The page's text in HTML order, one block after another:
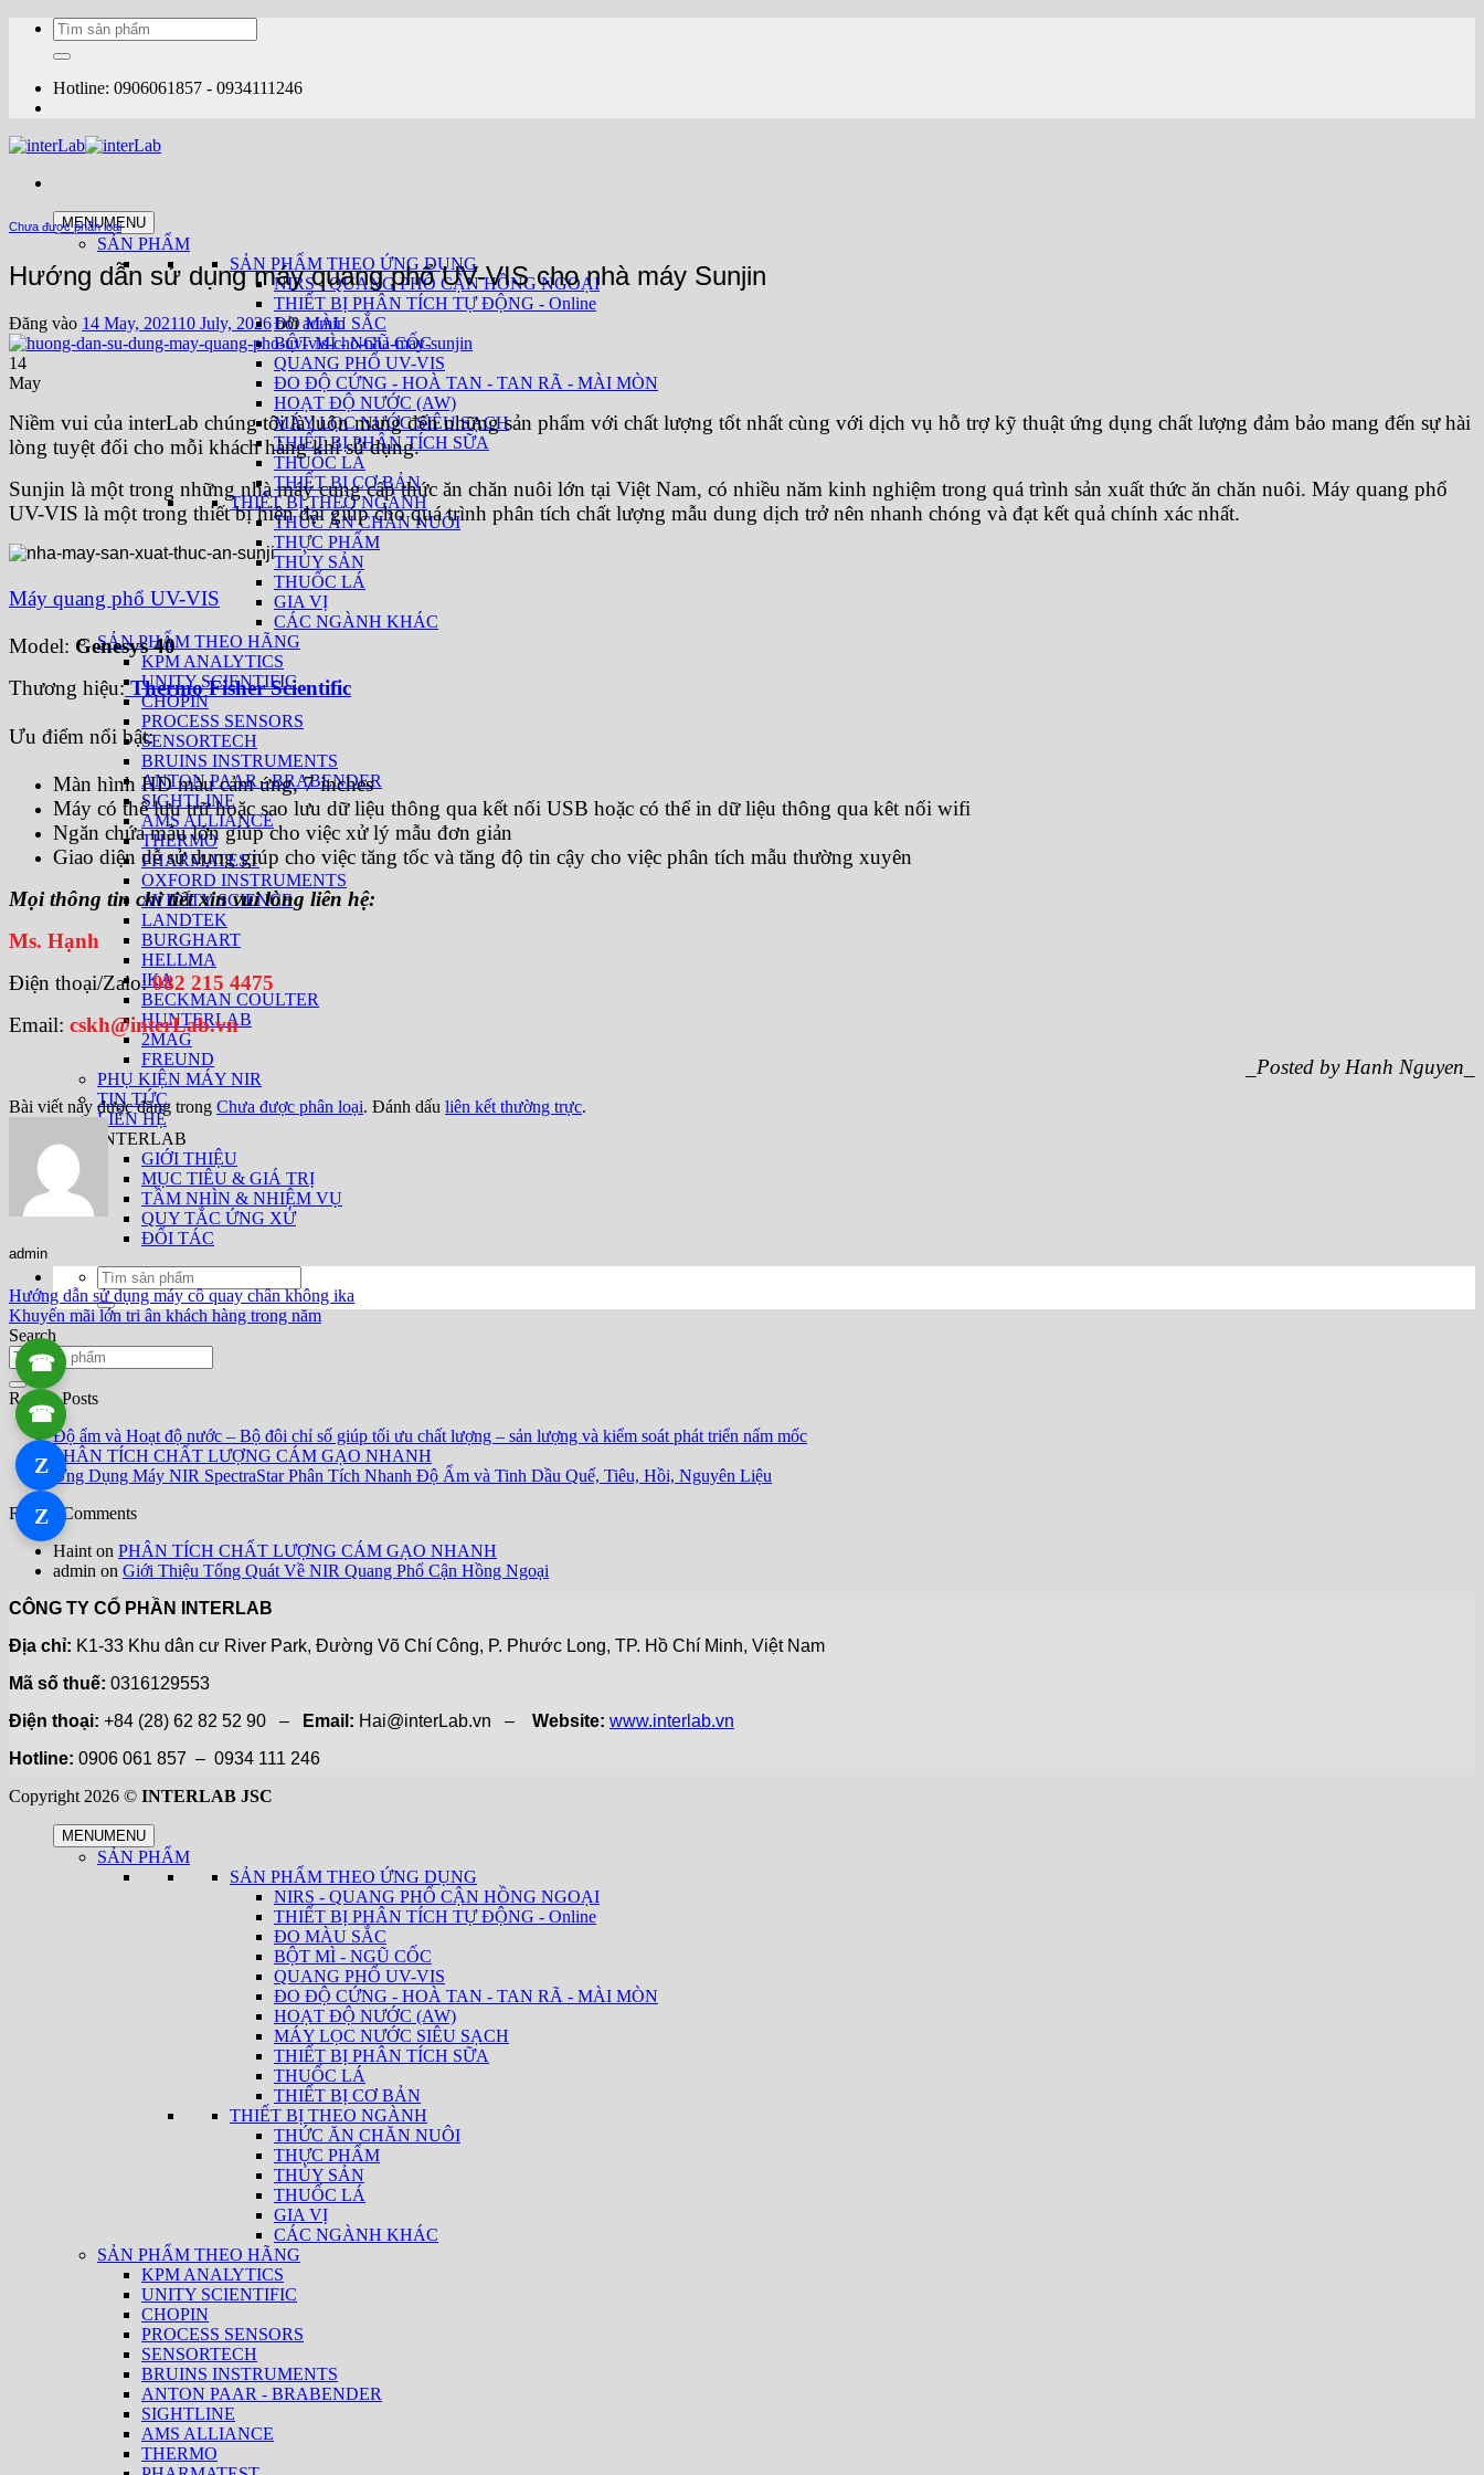
dung
Tìm
kiếm:
Hotline: 0906061857 - 0934111246
MENUMENU
SẢN PHẨM
SẢN PHẨM THEO ỨNG DỤNG
NIRS - QUANG PHỔ CẬN HỒNG NGOẠI
THIẾT BỊ PHÂN TÍCH TỰ ĐỘNG - Online
ĐO MÀU SẮC
BỘT MÌ - NGŨ CỐC
QUANG PHỔ UV-VIS
ĐO ĐỘ CỨNG - HOÀ TAN - TAN RÃ - MÀI MÒN
HOẠT ĐỘ NƯỚC (AW)
MÁY LỌC NƯỚC SIÊU SẠCH
THIẾT BỊ PHÂN TÍCH SỮA
THUỐC LÁ
THIẾT BỊ CƠ BẢN
THIẾT BỊ THEO NGÀNH
THỨC ĂN CHĂN NUÔI
THỰC PHẨM
THỦY SẢN
THUỐC LÁ
GIA VỊ
CÁC NGÀNH KHÁC
SẢN PHẨM THEO HÃNG
KPM ANALYTICS
UNITY SCIENTIFIC
CHOPIN
PROCESS SENSORS
SENSORTECH
BRUINS INSTRUMENTS
ANTON PAAR - BRABENDER
SIGHTLINE
AMS ALLIANCE
THERMO
PHARMATEST
OXFORD INSTRUMENTS
AVIDITY SCIENCE
LANDTEK
BURGHART
HELLMA
IKA
BECKMAN COULTER
HUNTERLAB
2MAG
FREUND
PHỤ KIỆN MÁY NIR
TIN TỨC
LIÊN HỆ
INTERLAB
GIỚI THIỆU
MỤC TIÊU & GIÁ TRỊ
TẦM NHÌN & NHIỆM VỤ
QUY TẮC ỨNG XỬ
ĐỐI TÁC
Tìm
kiếm:
Chưa được phân loại
Hướng dẫn sử dụng máy quang phổ UV-VIS cho nhà máy Sunjin
Đăng vào 14 May, 202110 July, 2026 bởiadmin
14
May
Niềm vui của interLab chúng tôi là luôn mang đến những sản phẩm với chất lượng tốt nhất cùng với dịch vụ hỗ trợ kỹ thuật ứng dụng chất lượng đảm bảo mang đến sự hài
lòng tuyệt đối cho mỗi khách hàng khi sử dụng.
Sunjin là một trong những nhà máy cung cấp thức ăn chăn nuôi lớn tại Việt Nam, có nhiều năm kinh nghiệm trong quá trình sản xuất thức ăn chăn nuôi. Máy quang phổ
UV-VIS là một trong thiết bị hiện đại giúp cho quá trình phân tích chất lượng mẫu dung dịch trở nên nhanh chóng và đạt kết quả chính xác nhất.
Máy quang phổ UV-VIS
Model: Genesys 40
Thương hiệu:Thermo Fisher Scientific
Ưu điểm nổi bật:
Màn hình HD màu cảm ứng, 7 inches
Máy có thể lưu trữ hoặc sao lưu dữ liệu thông qua kết nối USB hoặc có thể in dữ liệu thông qua kêt nối wifi
Ngăn chứa mẫu lớn giúp cho việc xử lý mẫu đơn giản
Giao diện dễ sử dụng giúp cho việc tăng tốc và tăng độ tin cậy cho việc phân tích mẫu thường xuyên
Mọi thông tin chi tiết xin vui lòng liên hệ:
Ms. Hạnh
Điện thoại/Zalo:082 215 4475
Email: cskh@interLab.vn
_Posted by Hanh Nguyen_
Bài viết này được đăng trong Chưa được phân loại. Đánh dấu liên kết thường trực.
admin
Hướng dẫn sử dụng máy cô quay chân không ika
Khuyến mãi lớn tri ân khách hàng trong năm
Search
Recent Posts
Độ ẩm và Hoạt độ nước – Bộ đôi chỉ số giúp tối ưu chất lượng – sản lượng và kiểm soát phát triển nấm mốc
PHÂN TÍCH CHẤT LƯỢNG CÁM GẠO NHANH
Ứng Dụng Máy NIR SpectraStar Phân Tích Nhanh Độ Ẩm và Tinh Dầu Quế, Tiêu, Hồi, Nguyên Liệu
Recent Comments
Haint on PHÂN TÍCH CHẤT LƯỢNG CÁM GẠO NHANH
admin on Giới Thiệu Tổng Quát Về NIR Quang Phổ Cận Hồng Ngoại
CÔNG TY CỔ PHẦN INTERLAB
Địa chỉ: K1-33 Khu dân cư River Park, Đường Võ Chí Công, P. Phước Long, TP. Hồ Chí Minh, Việt Nam
Mã số thuế: 0316129553
Điện thoại: +84 (28) 62 82 52 90 – Email: Hai@interLab.vn – Website: www.interlab.vn
Hotline: 0906 061 857 – 0934 111 246
Copyright 2026 © INTERLAB JSC
MENUMENU
SẢN PHẨM
SẢN PHẨM THEO ỨNG DỤNG
NIRS - QUANG PHỔ CẬN HỒNG NGOẠI
THIẾT BỊ PHÂN TÍCH TỰ ĐỘNG - Online
ĐO MÀU SẮC
BỘT MÌ - NGŨ CỐC
QUANG PHỔ UV-VIS
ĐO ĐỘ CỨNG - HOÀ TAN - TAN RÃ - MÀI MÒN
HOẠT ĐỘ NƯỚC (AW)
MÁY LỌC NƯỚC SIÊU SẠCH
THIẾT BỊ PHÂN TÍCH SỮA
THUỐC LÁ
THIẾT BỊ CƠ BẢN
THIẾT BỊ THEO NGÀNH
THỨC ĂN CHĂN NUÔI
THỰC PHẨM
THỦY SẢN
THUỐC LÁ
GIA VỊ
CÁC NGÀNH KHÁC
SẢN PHẨM THEO HÃNG
KPM ANALYTICS
UNITY SCIENTIFIC
CHOPIN
PROCESS SENSORS
SENSORTECH
BRUINS INSTRUMENTS
ANTON PAAR - BRABENDER
SIGHTLINE
AMS ALLIANCE
THERMO
☎ 0906 061 857
☎
Z Zalo 1
Z Zalo 2